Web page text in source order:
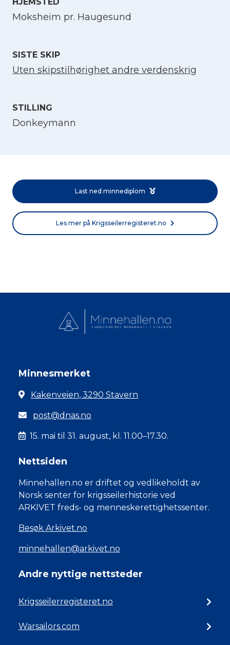
Moksheim pr. Haugesund
SISTE SKIP
Uten skipstilhørighet andre verdenskrig
STILLING
Donkeymann
Last ned minnediplom
Les mer på Krigsseilerregisteret.no
Minnesmerket
Kakenveien, 3290 Stavern
post@dnas.no
15. mai til 31. august, kl. 11.00–17.30.
Nettsiden
Minnehallen.no er driftet og vedlikeholdt av
Norsk senter for krigsseilerhistorie ved
ARKIVET freds- og menneskerettighetssenter.
Besøk Arkivet.no
minnehallen@arkivet.no
Andre nyttige nettsteder
Krigsseilerregisteret.no
Warsailors.com
English
Norsk bokmål